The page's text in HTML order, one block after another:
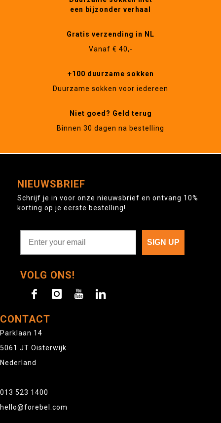
een bijzonder verhaal
Gratis verzending in NL
Vanaf € 40,-
+100 duurzame sokken
Duurzame sokken voor iedereen
Niet goed? Geld terug
Binnen 30 dagen na bestelling
NIEUWSBRIEF
Schrijf je in voor onze nieuwsbrief en ontvang 10%
korting op je eerste bestelling!
SIGN UP
VOLG ONS!
CONTACT
Parklaan 14
5061 JT Oisterwijk
Nederland
013 523 1400
hello@forebel.com